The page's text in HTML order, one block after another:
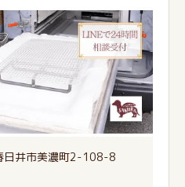
日井市美濃町2-108-8